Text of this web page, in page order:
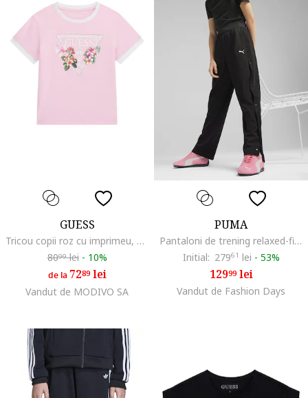
GUESS
Tricou copii roz cu imprimeu, Roz
8099lei - 10%
de la 7289lei
Vandut de MODIVO SA
PUMA
Pantaloni de trening relaxed-fit cu logo, Negru
Initial: 27961 lei - 53%
12999lei
Vandut de Fashion Days